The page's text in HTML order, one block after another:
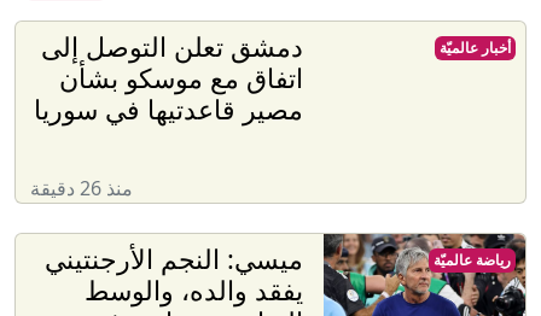
دمشق تعلن التوصل إلى
اتفاق مع موسكو بشأن
مصير قاعدتيها في سوريا
منذ 26 دقيقة
أخبار عالميّة
ميسي: النجم الأرجنتيني
يفقد والده، والوسط
رياضة عالميّة